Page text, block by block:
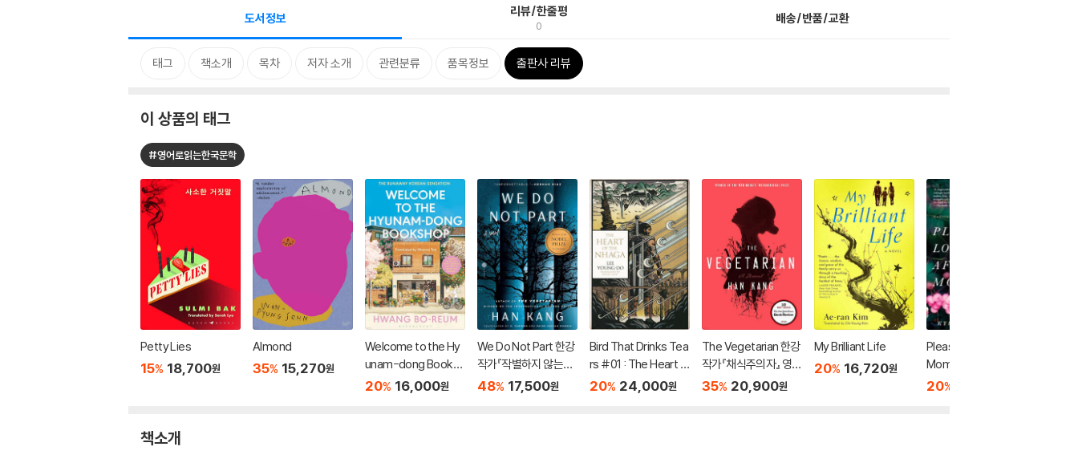
도서정보 리뷰/한줄평
0 배송/반품/교환
태그 책소개 목차 저자 소개 관련분류 품목정보 출판사 리뷰
이 상품의 태그
#영어로읽는한국문학
Petty Lies
15% 18,700원
Almond
35% 15,270원
Welcome to the Hy
unam-dong Booksh
op
20% 16,000원
We Do Not Part 한강
작가『작별하지 않는다』
영문판 (미국판)
48% 17,500원
Bird That Drinks Tea
rs #01 : The Heart o
f the Nhaga
20% 24,000원
The Vegetarian 한강
작가『채식주의자』 영문
판 (미국판)
35% 20,900원
My Brilliant Life
20% 16,720원
Please Look After
Mom
20%
책소개